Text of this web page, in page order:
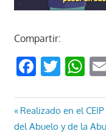
Compartir:
Entrada
anterior:
Realizado en el
del Abuelo y de la